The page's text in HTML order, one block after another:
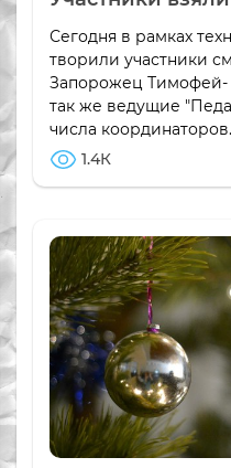
Сегодня в рамках
творили участники
Запорожец Тимофей-
так же ведущие
числа координаторов.
1.4К